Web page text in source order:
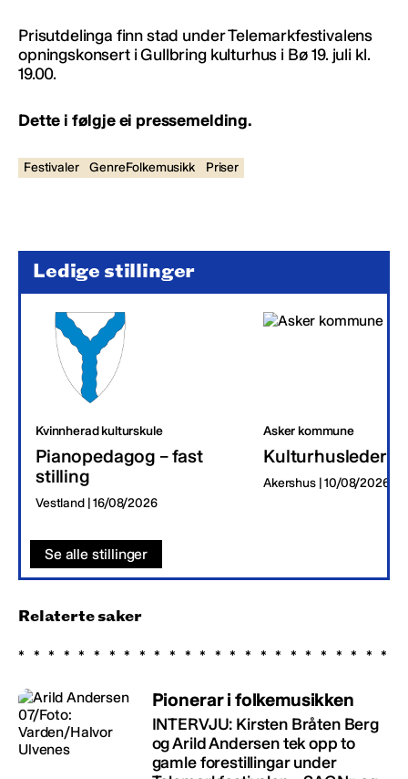
Prisutdelinga finn stad under Telemarkfestivalens
opningskonsert i Gullbring kulturhus i Bø 19. juli kl.
19.00.
Dette i følgje ei pressemelding.
Festivaler GenreFolkemusikk Priser
Ledige stillinger
Kvinnherad kulturskule
Pianopedagog – fast
stilling
Vestland | 16/08/2026
Asker kommune
Kulturhusleder
Akershus | 10/08/2026
Se alle stillinger
Relaterte saker
Pionerar i folkemusikken
INTERVJU: Kirsten Bråten Berg
og Arild Andersen tek opp to
gamle forestillingar under